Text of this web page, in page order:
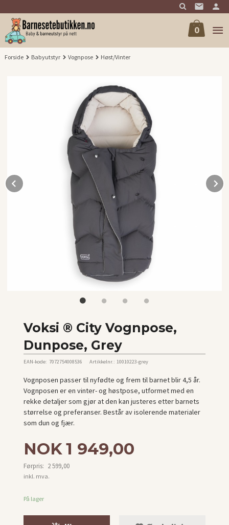
til
innholdet
0
Forside Babyutstyr Vognpose Høst/Vinter
Voksi ® City Vognpose,
Dunpose, Grey
EAN-kode: 7072754008536 Artikkelnr.: 10010223-grey
Vognposen passer til nyfødte og frem til barnet blir 4,5 år.
Vognposen er en vinter- og høstpose, utformet med en
rekke detaljer som gjør at den kan justeres etter barnets
størrelse og preferanser. Består av isolerende materialer
som dun og fjær.
Tilbud
NOK1 949,00
Førpris: 2 599,00
Rabatt
inkl. mva.
På lager